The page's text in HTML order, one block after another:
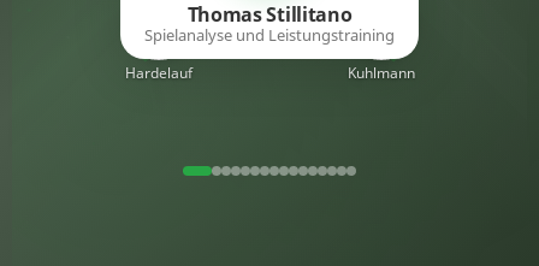
Kuhlmann
Hardelauf
Thomas Stillitano
Spielanalyse und Leistungstraining